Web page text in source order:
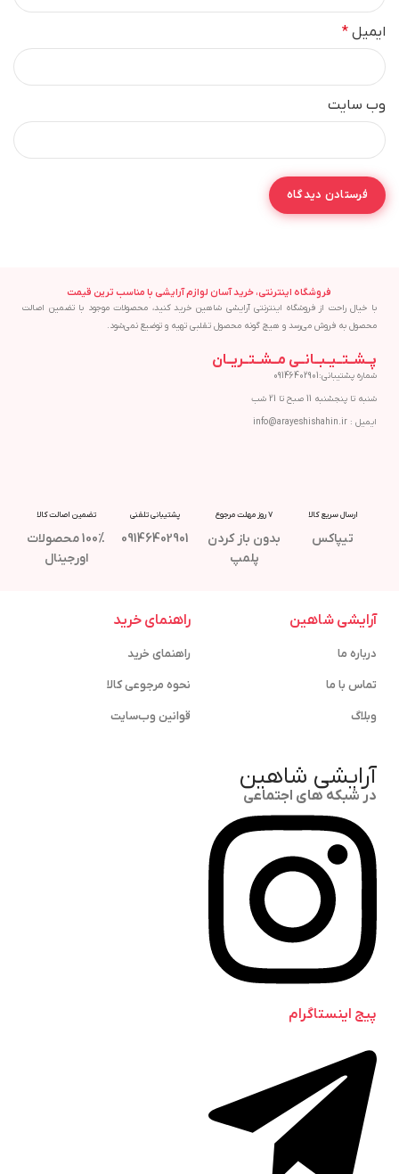
ایمیل *
وب‌ سایت
فروشگاه اینترنتی، خرید آسان لوازم آرایشی با مناسب ترین قیمت
با خیال راحت از فروشگاه اینترنتی آرایشی شاهین خرید کنید، محصولات موجود با تضمین اصالت
محصول به فروش می‌رسد و هیچ گونه محصول تقلبی تهیه و توضیع نمی‌شود.
پــشــتــیــبــانــی مــشــتــریــان
شماره پشتیبانی:09146402901
شنبه تا پنجشنبه 11 صبح تا 21 شب
ایمیل : info@arayeshishahin.ir
ارسال سریع کالا
تیپاکس
7 روز مهلت مرجوع
بدون باز کردن
پلمپ
پشتیبانی تلفنی
09146402901
تضمین اصالت کالا
100% محصولات
اورجینال
آرایشی شاهین
درباره ما
تماس با ما
وبلاگ
آرایشی شاهین
در شبکه های اجتماعی
پیج اینستاگرام
راهنمای خرید
راهنمای خرید
نحوه مرجوعی کالا
قوانین وب‌سایت